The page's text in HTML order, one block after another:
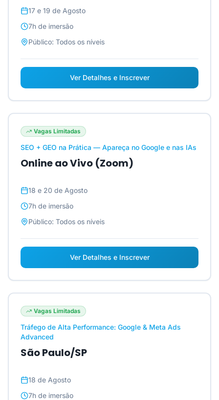
17 e 19 de Agosto
7h de imersão
Público: Todos os níveis
Ver Detalhes e Inscrever
Vagas Limitadas
SEO + GEO na Prática — Apareça no Google e nas IAs
Online ao Vivo (Zoom)
18 e 20 de Agosto
7h de imersão
Público: Todos os níveis
Ver Detalhes e Inscrever
Vagas Limitadas
Tráfego de Alta Performance: Google & Meta Ads
Advanced
São Paulo/SP
18 de Agosto
7h de imersão